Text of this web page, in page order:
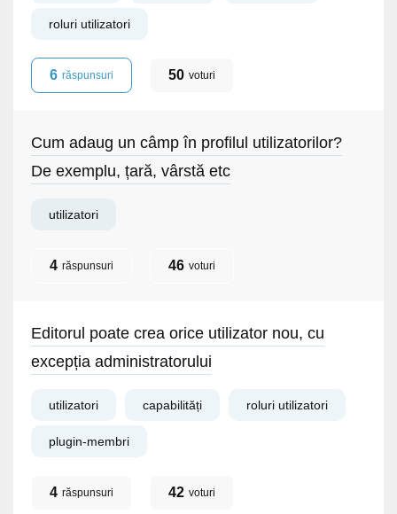
roluri utilizatori
6 răspunsuri 50 voturi
Cum adaug un câmp în profilul utilizatorilor?
De exemplu, țară, vârstă etc
utilizatori
4 răspunsuri 46 voturi
Editorul poate crea orice utilizator nou, cu
excepția administratorului
utilizatori capabilități roluri utilizatori
plugin-membri
4 răspunsuri 42 voturi